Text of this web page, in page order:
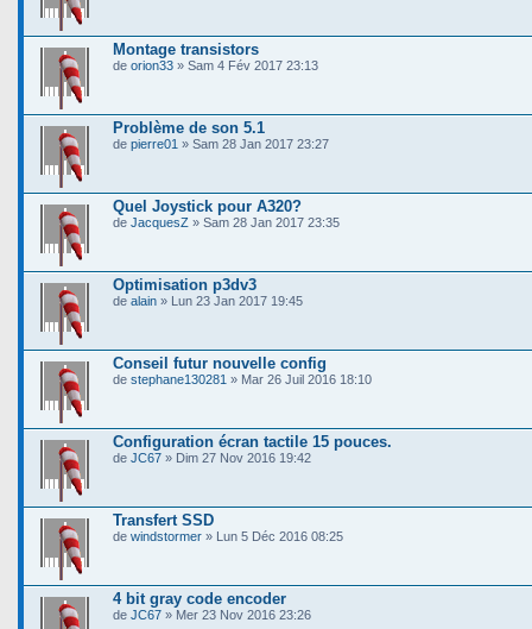
Montage transistors
de orion33 » Sam 4 Fév 2017 23:13
Problème de son 5.1
de pierre01 » Sam 28 Jan 2017 23:27
Quel Joystick pour A320?
de JacquesZ » Sam 28 Jan 2017 23:35
Optimisation p3dv3
de alain » Lun 23 Jan 2017 19:45
Conseil futur nouvelle config
de stephane130281 » Mar 26 Juil 2016 18:10
Configuration écran tactile 15 pouces.
de JC67 » Dim 27 Nov 2016 19:42
Transfert SSD
de windstormer » Lun 5 Déc 2016 08:25
4 bit gray code encoder
de JC67 » Mer 23 Nov 2016 23:26